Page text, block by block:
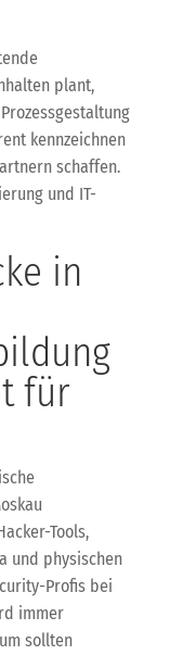
plant,
kennzeichnen
schaffen.
und IT-
in
für
Tools,
und physischen
Profis bei
immer
sollten